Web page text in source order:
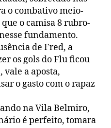
o combativo meio-
o camisa 8 rubro-
fundamento.
de Fred, a
os gols do Flu ficou
vale a aposta,
o gasto com o rapaz
na Vila Belmiro,
é perfeito, tomara